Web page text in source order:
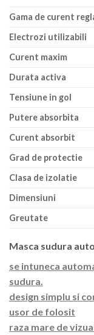
Gama de curent
Electrozi utilizabili
Curent maxim
Durata activa
Tensiune in gol
Putere absorbita
Curent absorbit
Grad de protectie
Clasa de izolatie
Dimensiuni
Greutate
Masca sudura
se intuneca
sudura.
design simplu si
usor de folosit
raza mare de